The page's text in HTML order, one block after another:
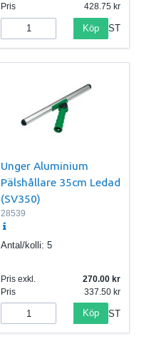
Pris
428.75
Köp ST
Unger Aluminium
Pälshållare 35cm Ledad
(SV350)
28539
Antal/kolli: 5
Pris exkl.
270.00
Pris
337.50
Köp ST